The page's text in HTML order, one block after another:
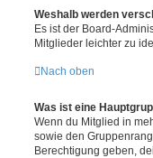
Weshalb werden
Es ist der Board-
Mitglieder leichter zu
Nach oben
Was ist eine
Wenn du Mitglied in
sowie den
Berechtigung geben,